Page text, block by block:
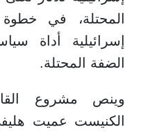
المحتلة، في
إسرائيلية أداة
الضفة المحتلة.
وينص مشروع
الكنيست عميت